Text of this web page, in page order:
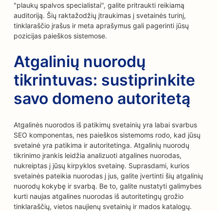
"plaukų spalvos specialistai", galite pritraukti reikiamą
auditoriją. Šių raktažodžių įtraukimas į svetainės turinį,
tinklaraščio įrašus ir meta aprašymus gali pagerinti jūsų
pozicijas paieškos sistemose.
Atgalinių nuorodų
tikrintuvas: sustiprinkite
savo domeno autoritetą
Atgalinės nuorodos iš patikimų svetainių yra labai svarbus
SEO komponentas, nes paieškos sistemoms rodo, kad jūsų
svetainė yra patikima ir autoritetinga. Atgalinių nuorodų
tikrinimo įrankis leidžia analizuoti atgalines nuorodas,
nukreiptas į jūsų kirpyklos svetainę. Suprasdami, kurios
svetainės pateikia nuorodas į jus, galite įvertinti šių atgalinių
nuorodų kokybę ir svarbą. Be to, galite nustatyti galimybes
kurti naujas atgalines nuorodas iš autoritetingų grožio
tinklaraščių, vietos naujienų svetainių ir mados katalogų.